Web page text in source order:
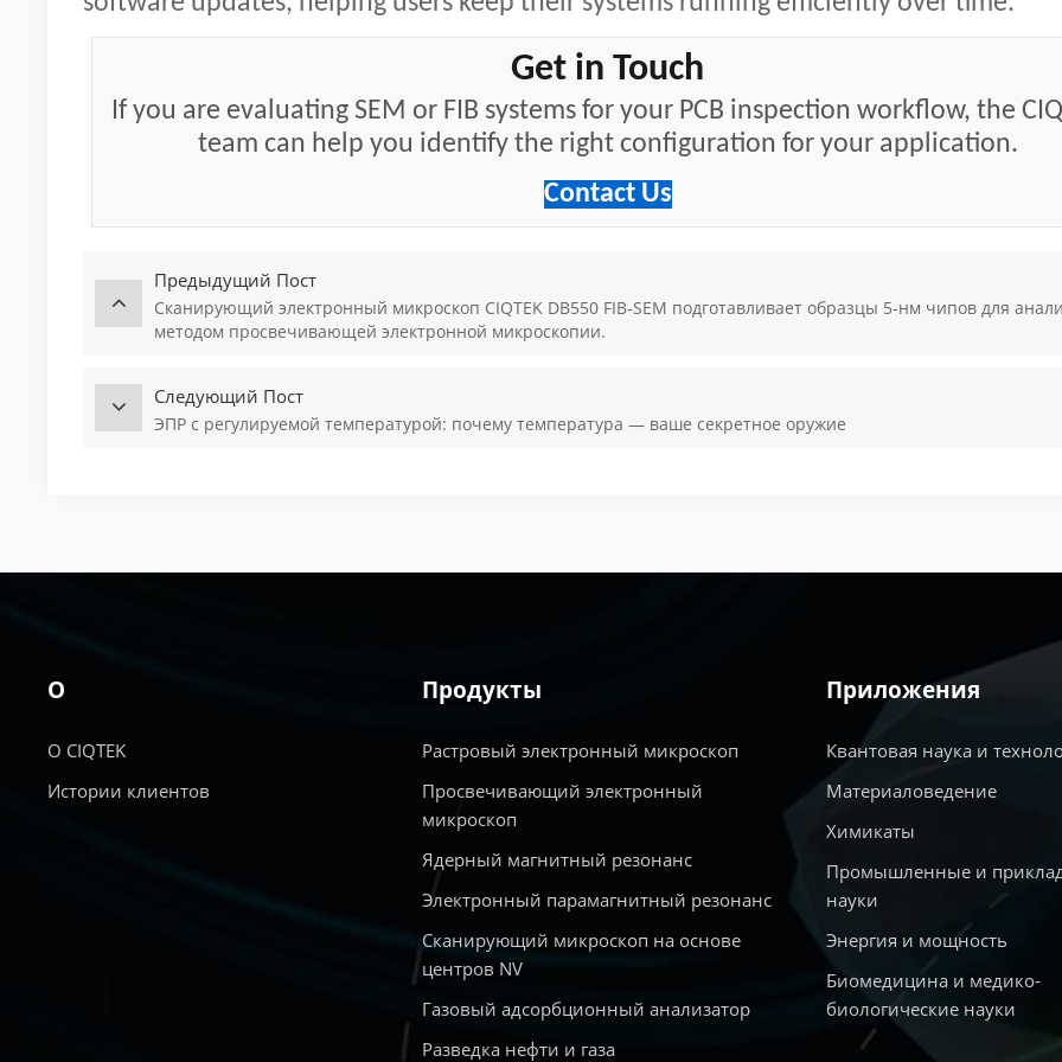
Get in Touch
If you are evaluating SEM or FIB systems for your PCB inspection workflow, the
team can help you identify the right configuration for your application.
Contact Us
Предыдущий Пост
Сканирующий электронный микроскоп CIQTEK DB550 FIB-SEM подготавливает образцы 5-нм чипов для
методом просвечивающей электронной микроскопии.
Следующий Пост
ЭПР с регулируемой температурой: почему температура — ваше секретное оружие
О
О CIQTEK
Истории клиентов
Продукты
Растровый электронный микроскоп
Просвечивающий электронный
микроскоп
Ядерный магнитный резонанс
Электронный парамагнитный резонанс
Сканирующий микроскоп на основе
центров NV
Газовый адсорбционный анализатор
Разведка нефти и газа
Приложения
Квантовая наука и
Материаловедение
Химикаты
Промышленные и
науки
Энергия и мощность
Биомедицина и медико-
биологические науки